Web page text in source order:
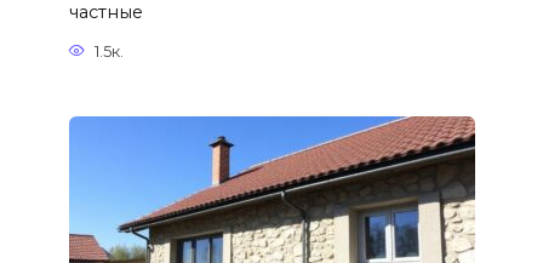
частные
1.5к.